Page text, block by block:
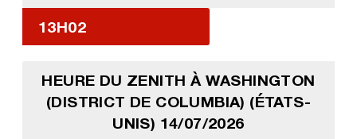
13H02
HEURE DU ZENITH À WASHINGTON
(DISTRICT DE COLUMBIA) (ÉTATS-
UNIS) 14/07/2026